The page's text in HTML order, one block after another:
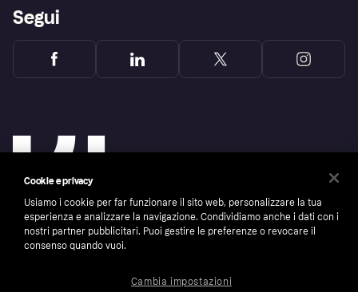
Segui
Cookie e privacy
Usiamo i cookie per far funzionare il sito web, personalizzare la tua
esperienza e analizzare la navigazione. Condividiamo anche i dati con i
nostri partner pubblicitari. Puoi gestire le preferenze o revocare il
consenso quando vuoi.
Cambia impostazioni